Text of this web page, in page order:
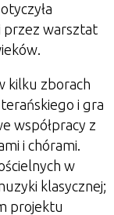
przez warsztat
kilku zborach
i gra
współpracy z
i chórami.
w
klasycznej;
projektu